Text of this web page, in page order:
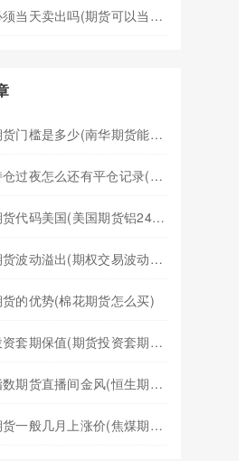
期货必须当天卖出吗(期货可以当天买入卖出吗)
南华期货门槛是多少(南华期货能做国际期货吗)
期货持仓过夜怎么还有平仓记录(期货持仓过夜手续费)
标准期货代码美国(美国期货铝24小时行情代码)
期权期货波动溢出(期权交易波动率)
的优势(棉花期货怎么买)
期货投资套期保值(期货投资套期保值什么意思)
恒生指数期货直播间金风(恒生期货夜盘行情)
焦煤期货一般几月上涨价(焦煤期货夏天涨价吗)